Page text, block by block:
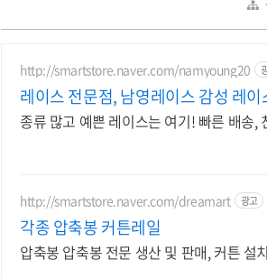
http://smartstore.naver.com/namyoung20
레이스 전문점, 남영레이스 감성 레
종류 많고 예쁜 레이스는 여기! 빠른 배송,
http://smartstore.naver.com/dreamart 광고
각종 압축봉 커튼레일
압축봉 압축봉 전문 생산 및 판매, 커튼 설